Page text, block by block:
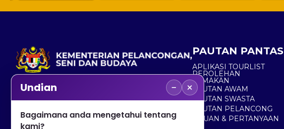
No. 2, Menara 1, Jalan P5/6, Presint 5,
+603 8000 8000
PAUTAN PANTAS
APLIKASI TOURLIST
PEROLEHAN
SEMAKAN
PAUTAN AWAM
PAUTAN SWASTA
PAUTAN PELANCONG
ADUAN & PERTANYAAN
Undian − ×
Bagaimana anda mengetahui tentang
kami?